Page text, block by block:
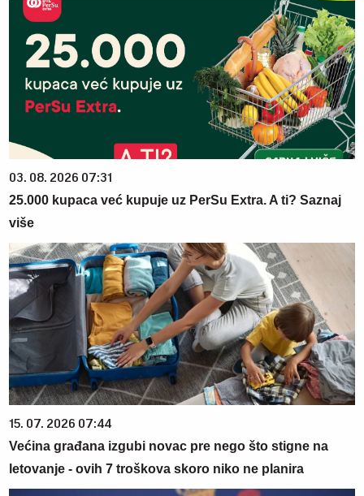
03. 08. 2026 07:31
25.000 kupaca već kupuje uz PerSu Extra. A ti? Saznaj
više
15. 07. 2026 07:44
Većina građana izgubi novac pre nego što stigne na
letovanje - ovih 7 troškova skoro niko ne planira